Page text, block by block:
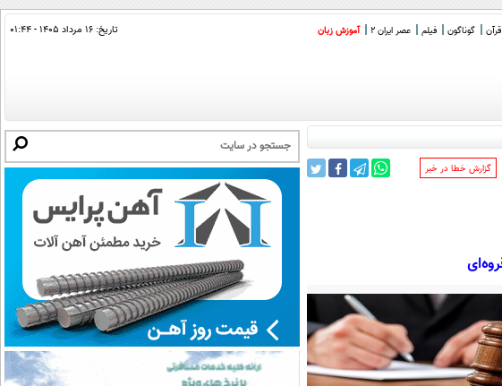
قرآن گوناگون فیلم عصر ایران 2 آموزش زبان تاریخ: ۱۶ مرداد ۱۴۰۵ - ۰۱:۴۴
‌گزارش خطا در خبر